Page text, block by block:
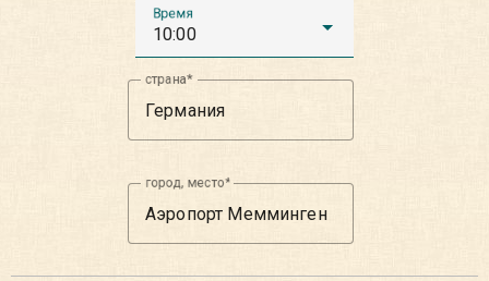
Время
10:00
страна
город, место